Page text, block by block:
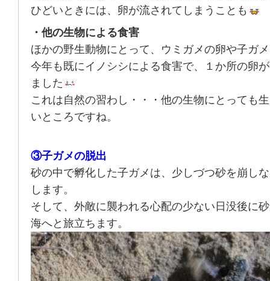
ひどいときには、卵が流されてしまうことも
・他の生物による食害
ほかの野生動物にとって、ウミガメの卵や子ガ
今年も既にイノシシによる食害で、１か所の卵
ました
これは自然の習わし・・・他の生物にとっても
いところですね。
③子ガメの脱出
砂の中で孵化した子ガメは、少しづつ砂を崩し
します。
そして、外敵に襲われる心配の少ない日没後に
海へと旅立ちます。